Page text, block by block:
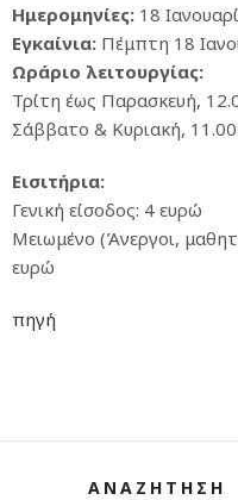
Ημερομηνίες: 18
Εγκαίνια: Πέμπτη 18
Ωράριο λειτουργίας:
Τρίτη έως Παρασκευή,
Σάββατο & Κυριακή,
Εισιτήρια:
Γενική είσοδος: 4 ευρώ
Μειωμένο (Άνεργοι,
ευρώ
πηγή
ΑΝΑΖΗΤΗΣΗ